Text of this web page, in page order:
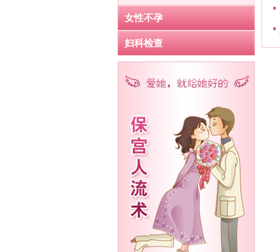
女性不孕
妇科检查